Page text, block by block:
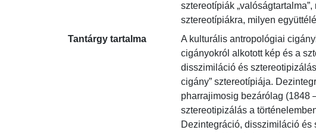
sztereotípiák
sztereotípiákra, milyen
Tantárgy tartalma
A kulturális antropológiai
cigányokról alkotott kép és a
disszimiláció és
cigány” sztereotípiája.
pharrajimosig bezárólag (1848
sztereotipizálás a
Dezintegráció, disszimiláció és